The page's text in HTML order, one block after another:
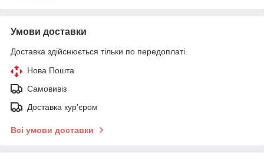
Умови доставки
Доставка здійснюється тільки по передоплаті.
Нова Пошта
Самовивіз
Доставка кур'єром
Всі умови доставки